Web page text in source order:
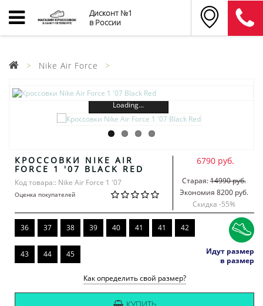
Дисконт №1
в России
Nike Air Force
Loading...
КРОССОВКИ NIKE AIR
FORCE 1 '07 BLACK RED
Код товара:: Nike Air Force 1 '07
Оценка покупателей
6790 руб.
Старая:14990 руб.
Экономия 8200 руб.
Скидка -55%
36 37 38 39 40 41 41 42
43 44 45
Идут размер
в размер
Как определить свой размер?